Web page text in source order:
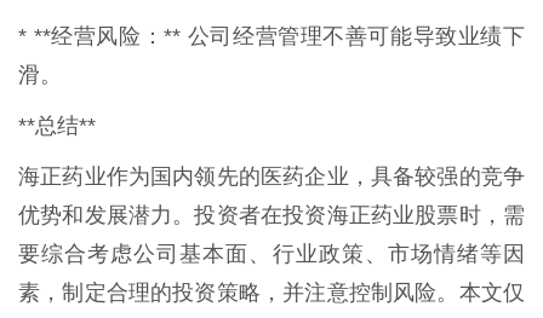
* **经营风险：** 公司经营管理不善可能导致业绩下
滑。
**总结**
海正药业作为国内领先的医药企业，具备较强的竞争
优势和发展潜力。投资者在投资海正药业股票时，需
要综合考虑公司基本面、行业政策、市场情绪等因
素，制定合理的投资策略，并注意控制风险。本文仅